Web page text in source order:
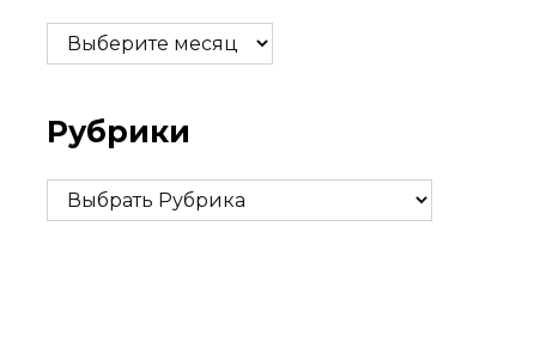
Архивы
Рубрики
Рубрики